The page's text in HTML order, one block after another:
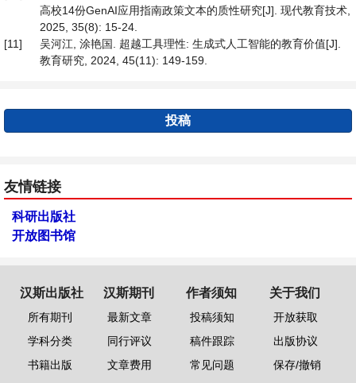
高校14份GenAI应用指南政策文本的质性研究[J]. 现代教育技术,
2025, 35(8): 15-24.
[11]
吴河江, 涂艳国. 超越工具理性: 生成式人工智能的教育价值[J].
教育研究, 2024, 45(11): 149-159.
投稿
友情链接
科研出版社
开放图书馆
汉斯出版社
所有期刊
学科分类
书籍出版
汉斯期刊
最新文章
同行评议
文章费用
作者须知
投稿须知
稿件跟踪
常见问题
关于我们
开放获取
出版协议
保存/撤销